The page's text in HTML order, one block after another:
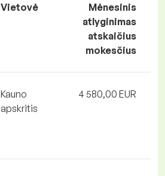
Vietovė
Mėnesinis
atlyginimas
atskaičius
mokesčius
Kauno
apskritis
4 580,00 EUR